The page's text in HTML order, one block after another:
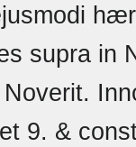
supra in
9. &